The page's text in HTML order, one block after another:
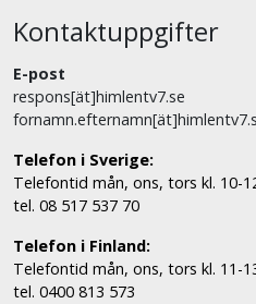
Kontaktuppgifter
E-post
respons[ät]himlentv7.se
Telefon i Sverige:
Telefontid mån, ons, tors kl. 10-
tel. 08 517 537 70
Telefon i Finland:
Telefontid mån, ons, tors kl. 11-
tel. 0400 813 573